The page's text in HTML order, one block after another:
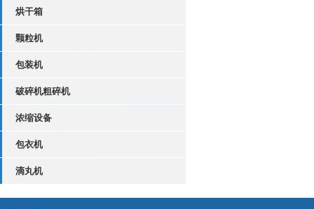
烘干箱
颗粒机
包装机
破碎机粗碎机
浓缩设备
包衣机
滴丸机